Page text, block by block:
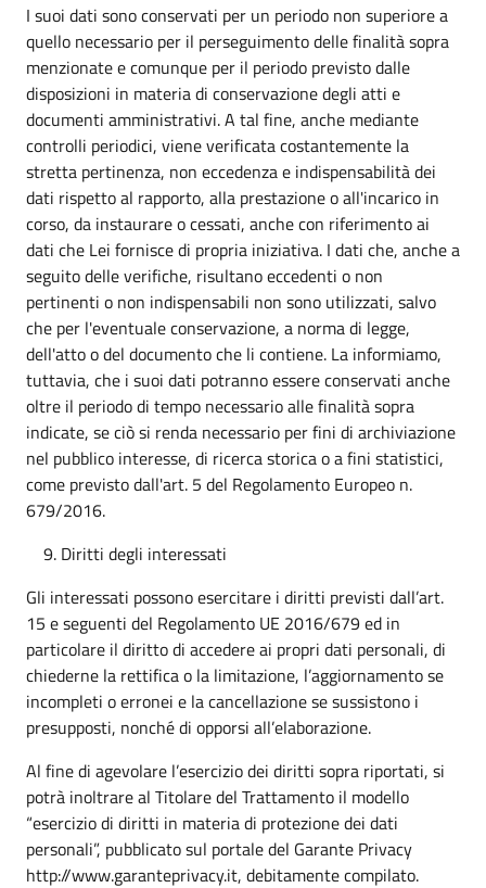
I suoi dati sono conservati per un periodo non superiore a
quello necessario per il perseguimento delle finalità sopra
menzionate e comunque per il periodo previsto dalle
disposizioni in materia di conservazione degli atti e
documenti amministrativi. A tal fine, anche mediante
controlli periodici, viene verificata costantemente la
stretta pertinenza, non eccedenza e indispensabilità dei
dati rispetto al rapporto, alla prestazione o all'incarico in
corso, da instaurare o cessati, anche con riferimento ai
dati che Lei fornisce di propria iniziativa. I dati che, anche a
seguito delle verifiche, risultano eccedenti o non
pertinenti o non indispensabili non sono utilizzati, salvo
che per l'eventuale conservazione, a norma di legge,
dell'atto o del documento che li contiene. La informiamo,
tuttavia, che i suoi dati potranno essere conservati anche
oltre il periodo di tempo necessario alle finalità sopra
indicate, se ciò si renda necessario per fini di archiviazione
nel pubblico interesse, di ricerca storica o a fini statistici,
come previsto dall'art. 5 del Regolamento Europeo n.
679/2016.
Diritti degli interessati
Gli interessati possono esercitare i diritti previsti dall’art.
15 e seguenti del Regolamento UE 2016/679 ed in
particolare il diritto di accedere ai propri dati personali, di
chiederne la rettifica o la limitazione, l’aggiornamento se
incompleti o erronei e la cancellazione se sussistono i
presupposti, nonché di opporsi all’elaborazione.
Al fine di agevolare l’esercizio dei diritti sopra riportati, si
potrà inoltrare al Titolare del Trattamento il modello
“esercizio di diritti in materia di protezione dei dati
personali”, pubblicato sul portale del Garante Privacy
http://www.garanteprivacy.it, debitamente compilato.